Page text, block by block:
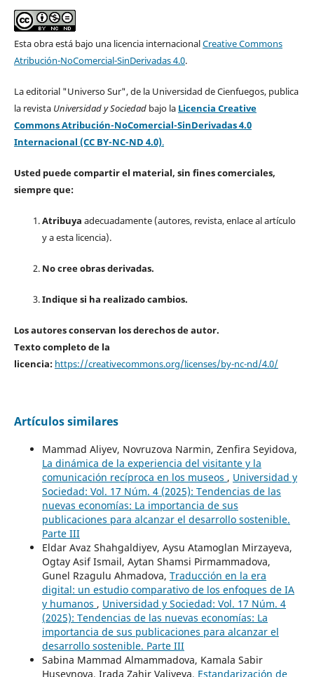
Esta obra está bajo una licencia internacionalCreative Commons
Atribución-NoComercial-SinDerivadas 4.0.
La editorial "Universo Sur", de la Universidad de Cienfuegos, publica
la revista Universidad y Sociedad bajo la Licencia Creative
Commons Atribución-NoComercial-SinDerivadas 4.0
Internacional (CC BY-NC-ND 4.0).
Usted puede compartir el material, sin fines comerciales,
siempre que:
Atribuya adecuadamente (autores, revista, enlace al artículo
y a esta licencia).
No cree obras derivadas.
Indique si ha realizado cambios.
Los autores conservan los derechos de autor.
Texto completo de la
licencia: https://creativecommons.org/licenses/by-nc-nd/4.0/
Artículos similares
Mammad Aliyev, Novruzova Narmin, Zenfira Seyidova,
La dinámica de la experiencia del visitante y la
comunicación recíproca en los museos , Universidad y
Sociedad: Vol. 17 Núm. 4 (2025): Tendencias de las
nuevas economías: La importancia de sus
publicaciones para alcanzar el desarrollo sostenible.
Parte III
Eldar Avaz Shahgaldiyev, Aysu Atamoglan Mirzayeva,
Ogtay Asif Ismail, Aytan Shamsi Pirmammadova,
Gunel Rzagulu Ahmadova, Traducción en la era
digital: un estudio comparativo de los enfoques de IA
y humanos , Universidad y Sociedad: Vol. 17 Núm. 4
(2025): Tendencias de las nuevas economías: La
importancia de sus publicaciones para alcanzar el
desarrollo sostenible. Parte III
Sabina Mammad Almammadova, Kamala Sabir
Huseynova, Irada Zahir Valiyeva, Estandarización de